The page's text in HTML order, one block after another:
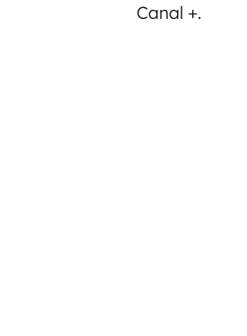
Canal +.